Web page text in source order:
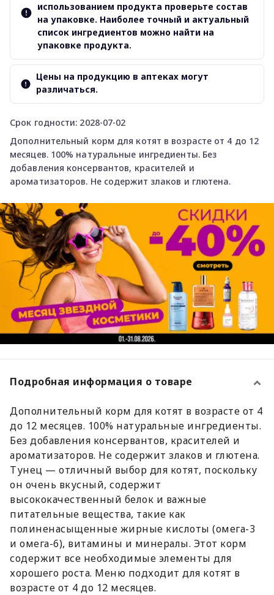
Срок годности: 2028-07-02
Дополнительный корм для котят в возрасте от 4 до 12
месяцев. 100% натуральные ингредиенты. Без
добавления консервантов, красителей и
ароматизаторов. Не содержит злаков и глютена.
использованием продукта проверьте состав
на упаковке. Наиболее точный и актуальный
список ингредиентов можно найти на
упаковке продукта.
Цены на продукцию в аптеках могут
различаться.
Подробная информация о товаре
Дополнительный корм для котят в возрасте от 4
до 12 месяцев. 100% натуральные ингредиенты.
Без добавления консервантов, красителей и
ароматизаторов. Не содержит злаков и глютена.
Тунец — отличный выбор для котят, поскольку
он очень вкусный, содержит
высококачественный белок и важные
питательные вещества, такие как
полиненасыщенные жирные кислоты (омега-3
и омега-6), витамины и минералы. Этот корм
содержит все необходимые элементы для
хорошего роста. Меню подходит для котят в
возрасте от 4 до 12 месяцев.